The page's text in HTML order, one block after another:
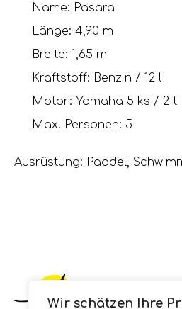
Wir schätzen Ihre
Name: Pasara
Länge: 4,90 m
Breite: 1,65 m
Kraftstoff: Benzin / 12 l
Motor: Yamaha 5 ks / 2 t
Max. Personen: 5
Ausrüstung: Paddel,